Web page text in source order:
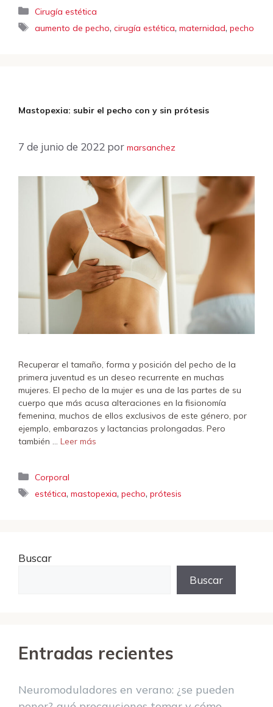
Categorías
Cirugía estética
Etiquetas
aumento de pecho,cirugía estética,maternidad,pecho
Mastopexia: subir el pecho con y sin prótesis
7 de junio de 2022 por marsanchez
Recuperar el tamaño, forma y posición del pecho de la
primera juventud es un deseo recurrente en muchas
mujeres. El pecho de la mujer es una de las partes de su
cuerpo que más acusa alteraciones en la fisionomía
femenina, muchos de ellos exclusivos de este género, por
ejemplo, embarazos y lactancias prolongadas. Pero
también … Leer más
Categorías
Corporal
Etiquetas
estética,mastopexia,pecho,prótesis
Buscar
Buscar
Entradas recientes
Neuromoduladores en verano: ¿se pueden